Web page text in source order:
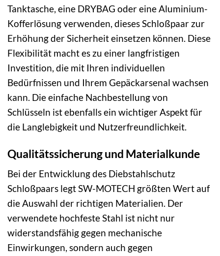
Tanktasche, eine DRYBAG oder eine Aluminium-
Kofferlösung verwenden, dieses Schloßpaar zur
Erhöhung der Sicherheit einsetzen können. Diese
Flexibilität macht es zu einer langfristigen
Investition, die mit Ihren individuellen
Bedürfnissen und Ihrem Gepäckarsenal wachsen
kann. Die einfache Nachbestellung von
Schlüsseln ist ebenfalls ein wichtiger Aspekt für
die Langlebigkeit und Nutzerfreundlichkeit.
Qualitätssicherung und Materialkunde
Bei der Entwicklung des Diebstahlschutz
Schloßpaars legt SW-MOTECH größten Wert auf
die Auswahl der richtigen Materialien. Der
verwendete hochfeste Stahl ist nicht nur
widerstandsfähig gegen mechanische
Einwirkungen, sondern auch gegen